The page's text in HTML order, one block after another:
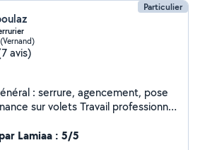
Particulier
avis)
: serrure, agencement, pose
Travail professionnel
Lamiaa : 5/5